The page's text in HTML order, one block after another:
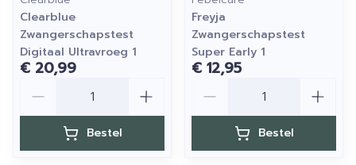
Clearblue
Zwangerschapstest
Digitaal Ultravroeg 1
€ 20,99
Bestel
Freyja
Zwangerschapstest
Super Early 1
€ 12,95
Bestel